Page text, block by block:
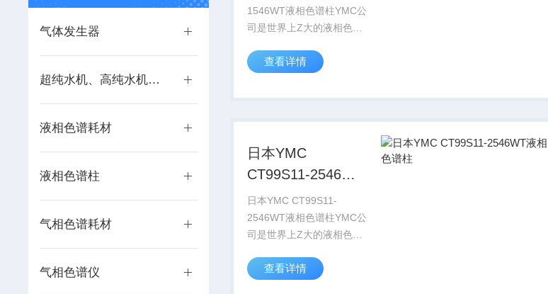
气体发生器
超纯水机、高纯水机系列
液相色谱耗材
液相色谱柱
气相色谱耗材
气相色谱仪
1546WT液相色谱柱YMC公
司是世界上Z大的液相色谱
厂商之一，具有二十多年开
著名的色谱仪厂商如
查看详情
日本YMC
CT99S11-2546WT
液相色谱柱
日本YMC CT99S11-
2546WT液相色谱柱YMC公
司是世界上Z大的液相色谱
厂商之一，具有二十多年开
查看详情